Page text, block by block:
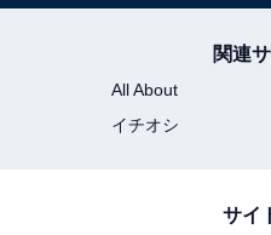
ット】」（税込1万600円、
リバティプリントがかわい
お買い物で活躍しそうなバ
当のアイテムがセットにな
リバティプリント ランチ
関連
All About
イチオシ
サイ